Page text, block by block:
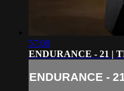
57:08
ENDURANCE - 21 |
ENDURANCE -